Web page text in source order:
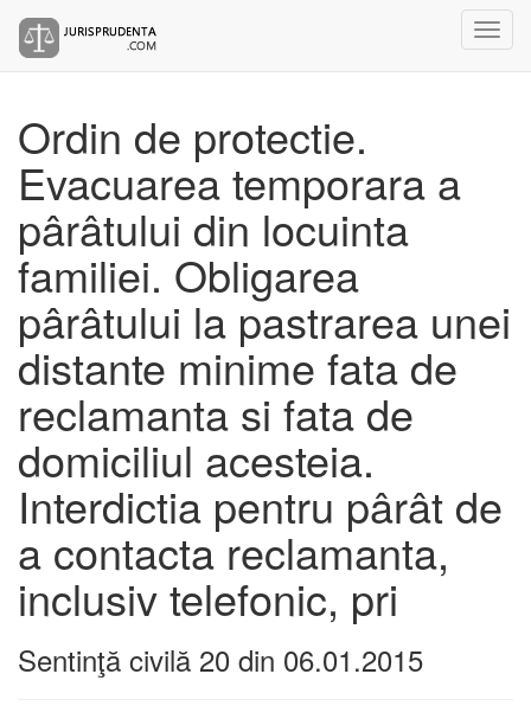
Ordin de protectie.
Evacuarea temporara a
pârâtului din locuinta
familiei. Obligarea
pârâtului la pastrarea unei
distante minime fata de
reclamanta si fata de
domiciliul acesteia.
Interdictia pentru pârât de
a contacta reclamanta,
inclusiv telefonic, pri
Sentinţă civilă 20 din 06.01.2015